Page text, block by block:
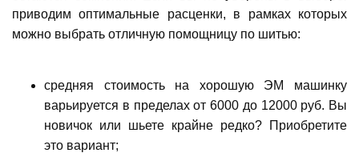
приводим оптимальные расценки, в рамках которых
можно выбрать отличную помощницу по шитью:
средняя стоимость на хорошую ЭМ машинку
варьируется в пределах от 6000 до 12000 руб. Вы
новичок или шьете крайне редко? Приобретите
это вариант;